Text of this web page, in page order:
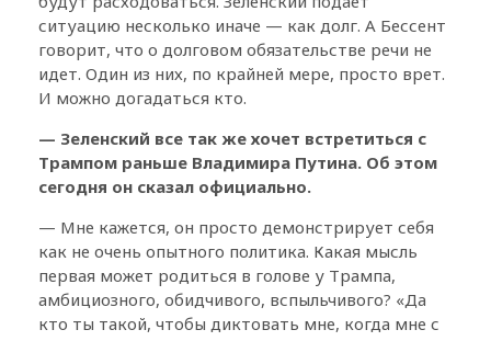
ситуацию несколько иначе — как долг. А Бессент
говорит, что о долговом обязательстве речи не
идет. Один из них, по крайней мере, просто врет.
И можно догадаться кто.
— Зеленский все так же хочет встретиться с
Трампом раньше Владимира Путина. Об этом
сегодня он сказал официально.
— Мне кажется, он просто демонстрирует себя
как не очень опытного политика. Какая мысль
первая может родиться в голове у Трампа,
амбициозного, обидчивого, вспыльчивого? «Да
кто ты такой, чтобы диктовать мне, когда мне с